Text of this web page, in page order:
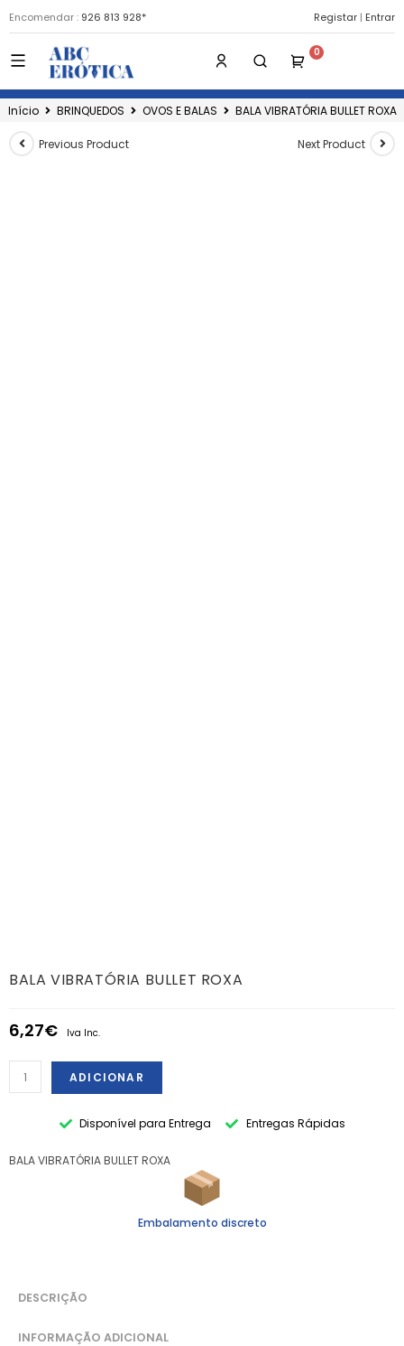
Encomendar : 926 813 928* Registar | Entrar
Início BRINQUEDOS OVOS E BALAS BALA VIBRATÓRIA BULLET ROXA
Previous Product Next Product
BALA VIBRATÓRIA BULLET ROXA
6,27€ Iva Inc.
ADICIONAR
Disponível para Entrega Entregas Rápidas
BALA VIBRATÓRIA BULLET ROXA
Embalamento discreto
DESCRIÇÃO
INFORMAÇÃO ADICIONAL